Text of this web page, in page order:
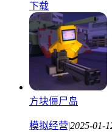
下载
方块僵尸岛
模拟经营|2025-01-